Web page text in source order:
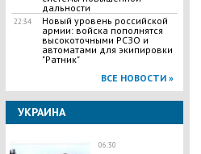
дальности
22:34
Новый уровень российской
армии: войска пополнятся
высокоточными РСЗО и
автоматами для экипировки
"Ратник"
ВСЕ НОВОСТИ »
УКРАИНА
06:30